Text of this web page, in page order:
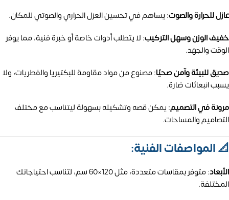
عازل للحرارة والصوت: يساهم في تحسين العزل الحراري والصوتي للمكان.
خفيف الوزن وسهل التركيب: لا يتطلب أدوات خاصة أو خبرة فنية، مما يوفر
الوقت والجهد.
صديق للبيئة وآمن صحيًا:مصنوع من مواد مقاومة للبكتيريا والفطريات، ولا
يسبب انبعاثات ضارة.
مرونة في التصميم: يمكن قصه وتشكيله بسهولة ليتناسب مع مختلف
التصاميم والمساحات.
📐 المواصفات الفنية:
الأبعاد:
متوفر بمقاسات متعددة، مثل 120×60 سم، لتناسب احتياجاتك
المختلفة.